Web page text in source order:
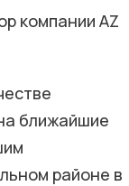
компании AZ
ближайшие
районе в